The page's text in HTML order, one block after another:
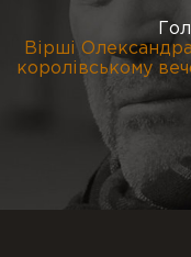
Вірші
королівському